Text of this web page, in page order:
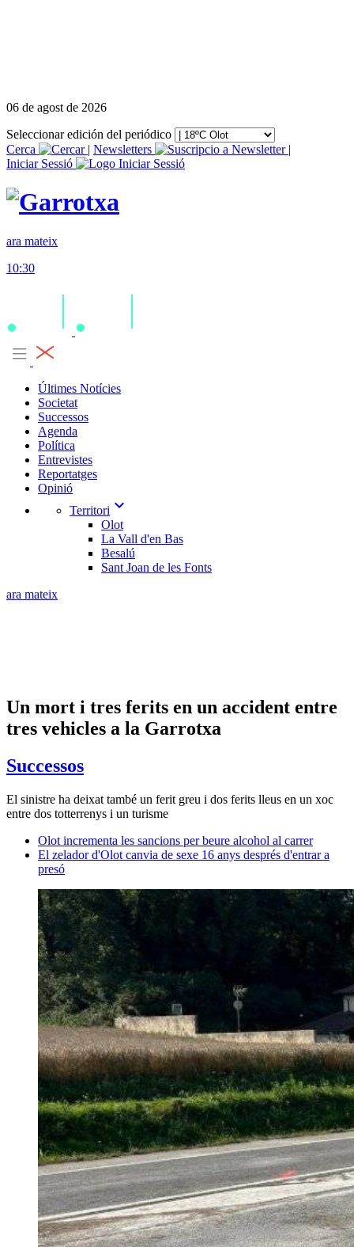
06 de agost de 2026
Seleccionar edición del periódico
Cerca
| Newsletters
|
Iniciar Sessió
ara mateix
10:30
Últimes Notícies
Societat
Successos
Agenda
Política
Entrevistes
Reportatges
Opinió
Territori expand_more
Olot
La Vall d'en Bas
Besalú
Sant Joan de les Fonts
ara mateix
Un mort i tres ferits en un accident entre
tres vehicles a la Garrotxa
Successos
El sinistre ha deixat també un ferit greu i dos ferits lleus en un xoc
entre dos totterrenys i un turisme
Olot incrementa les sancions per beure alcohol al carrer
El zelador d'Olot canvia de sexe 16 anys després d'entrar a
presó